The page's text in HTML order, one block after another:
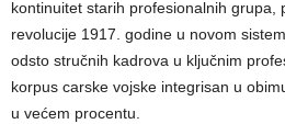
kontinuitet starih profesionalnih grupa,
revolucije 1917. godine u novom
odsto stručnih kadrova u ključnim
korpus carske vojske integrisan u
u većem procentu.